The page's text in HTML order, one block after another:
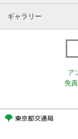
ギャラリー
ア
免